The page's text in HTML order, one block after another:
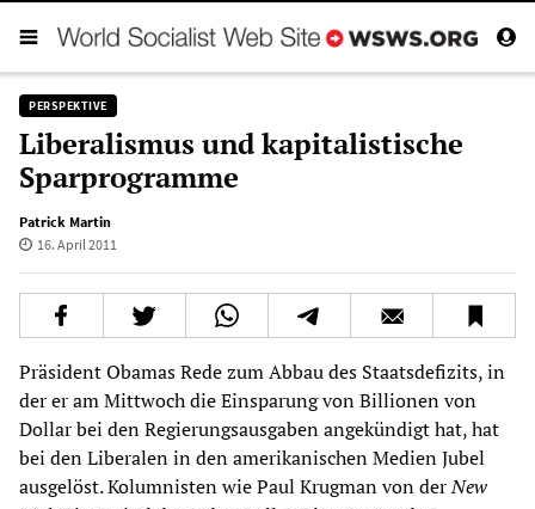
PERSPEKTIVE
Liberalismus und kapitalistische
Sparprogramme
Patrick Martin
16. April 2011
Präsident Obamas Rede zum Abbau des Staatsdefizits, in
der er am Mittwoch die Einsparung von Billionen von
Dollar bei den Regierungsausgaben angekündigt hat, hat
bei den Liberalen in den amerikanischen Medien Jubel
ausgelöst. Kolumnisten wie Paul Krugman von derNew